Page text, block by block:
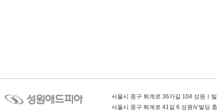
서울시 중구 퇴계로 36가길 104 성원Ⅰ
서울시 중구 퇴계로 41길 6 성원Ⅳ빌딩